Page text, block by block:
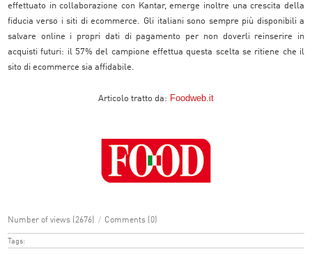
effettuato in collaborazione con Kantar, emerge inoltre una crescita della
fiducia verso i siti di ecommerce. Gli italiani sono sempre più disponibili a
salvare online i propri dati di pagamento per non doverli reinserire in
acquisti futuri: il 57% del campione effettua questa scelta se ritiene che il
sito di ecommerce sia affidabile.
Articolo tratto da: Foodweb.it
Number of views (2676) / Comments (0)
Tags: